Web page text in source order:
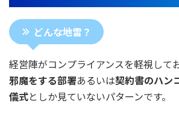
どんな地雷？
経営陣がコンプライアンスを軽視して
邪魔をする部署あるいは契約書のハン
儀式としか見ていないパターンです。